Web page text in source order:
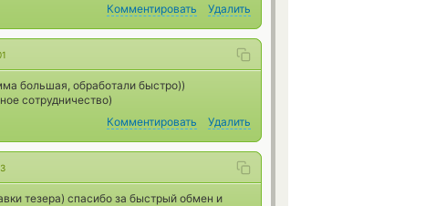
Комментировать
Удалить
большая, обработали быстро))
сотрудничество)
Комментировать
Удалить
тезера) спасибо за быстрый обмен и